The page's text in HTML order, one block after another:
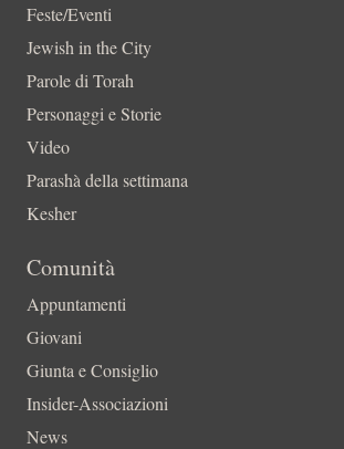
Feste/Eventi
Jewish in the City
Parole di Torah
Personaggi e Storie
Video
Parashà della settimana
Kesher
Comunità
Appuntamenti
Giovani
Giunta e Consiglio
Insider-Associazioni
News